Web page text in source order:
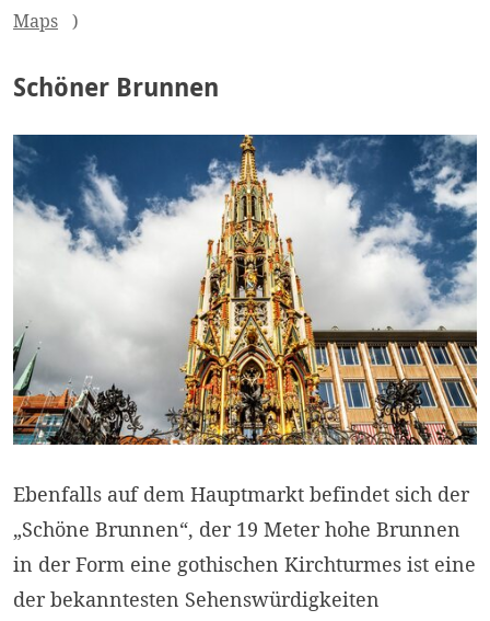
Maps
)
Schöner Brunnen
Ebenfalls auf dem Hauptmarkt befindet sich der
„Schöne Brunnen“, der 19 Meter hohe Brunnen
in der Form eine gothischen Kirchturmes ist eine
der bekanntesten Sehenswürdigkeiten